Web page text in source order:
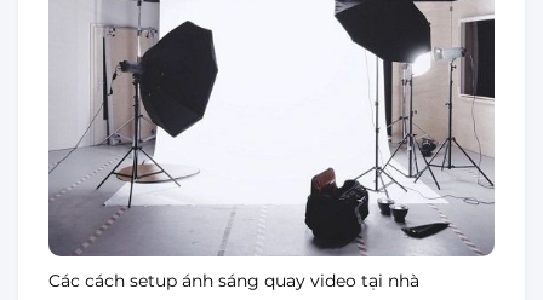
Các cách setup ánh sáng quay video tại nhà